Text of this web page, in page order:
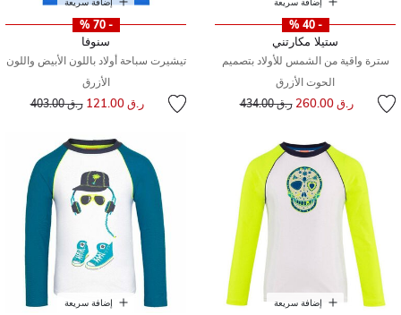
- 40 %
ستيلا مكارتني
سترة واقية من الشمس للأولاد بتصميم
الحوت الأزرق
ر.ق 260.00 سعر مخفض منر.ق 434.00
- 70 %
سنوفا
تيشيرت سباحة أولاد باللون الأبيض واللون
الأزرق
ر.ق 121.00 سعر مخفض من
ر.ق 403.00 إلى
إضافة سريعة إضافة سريعة